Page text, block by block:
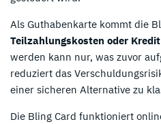
Als Guthabenkarte kommt die
Teilzahlungskosten oder
werden kann nur, was zuvor
reduziert das
einer sicheren Alternative zu
Die Bling Card funktioniert